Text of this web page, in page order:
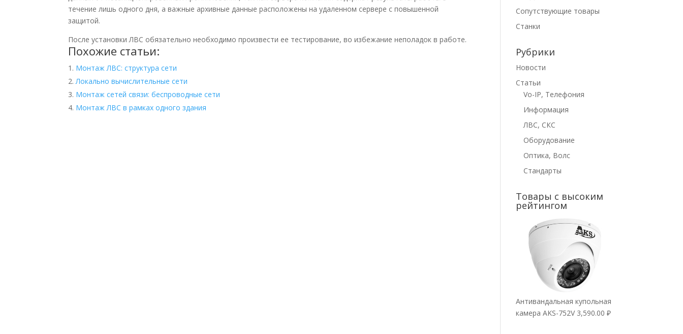
течение лишь одного дня, а важные архивные данные расположены на удаленном сервере с повышенной
защитой.
После установки ЛВС обязательно необходимо произвести ее тестирование, во избежание неполадок в работе.
Похожие статьи:
Монтаж ЛВС: структура сети
Локально вычислительные сети
Монтаж сетей связи: беспроводные сети
Монтаж ЛВС в рамках одного здания
Сопутствующие товары
Станки
Рубрики
Новости
Статьи
Vo-IP, Телефония
Информация
ЛВС, СКС
Оборудование
Оптика, Волс
Стандарты
Товары с высоким
рейтингом
Антивандальная купольная
камера AKS-752V 3,590.00₽